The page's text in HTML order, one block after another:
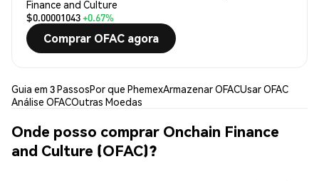
Finance and Culture
$0.00001043+0.67%
Comprar OFAC agora
Guia em 3 PassosPor que PhemexArmazenar OFACUsar OFAC
Análise OFACOutras Moedas
Onde posso comprar Onchain Finance
and Culture (OFAC)?